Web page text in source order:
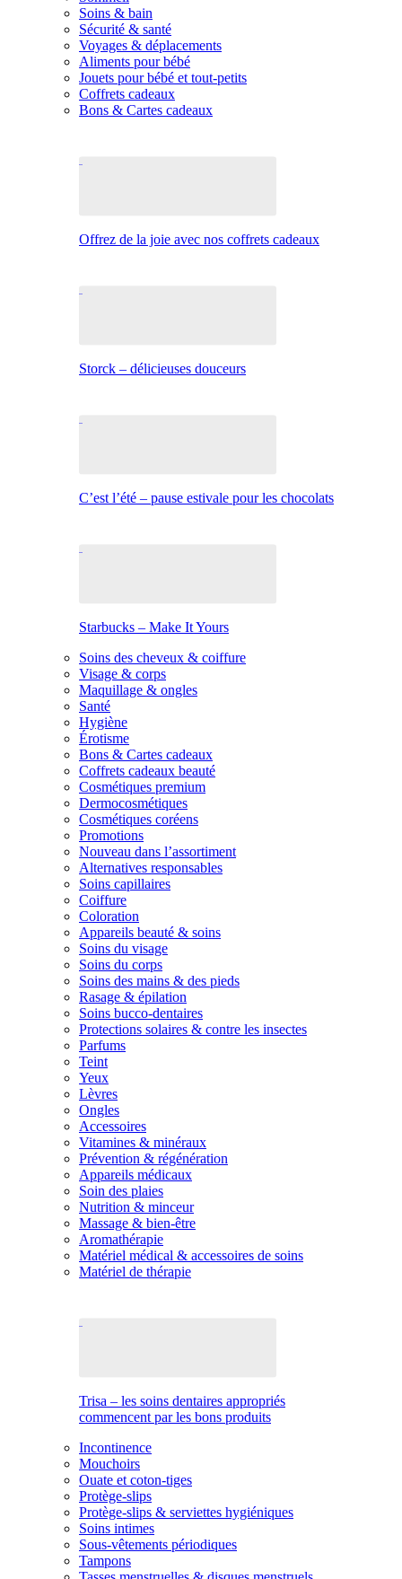
Soins & bain
Sécurité & santé
Voyages & déplacements
Aliments pour bébé
Jouets pour bébé et tout-petits
Coffrets cadeaux
Bons & Cartes cadeaux
Offrez de la joie avec nos coffrets cadeaux
Storck – délicieuses douceurs
C’est l’été – pause estivale pour les chocolats
Starbucks – Make It Yours
Soins des cheveux & coiffure
Visage & corps
Maquillage & ongles
Santé
Hygiène
Érotisme
Bons & Cartes cadeaux
Coffrets cadeaux beauté
Cosmétiques premium
Dermocosmétiques
Cosmétiques coréens
Promotions
Nouveau dans l’assortiment
Alternatives responsables
Soins capillaires
Coiffure
Coloration
Appareils beauté & soins
Soins du visage
Soins du corps
Soins des mains & des pieds
Rasage & épilation
Soins bucco-dentaires
Protections solaires & contre les insectes
Parfums
Teint
Yeux
Lèvres
Ongles
Accessoires
Vitamines & minéraux
Prévention & régénération
Appareils médicaux
Soin des plaies
Nutrition & minceur
Massage & bien-être
Aromathérapie
Matériel médical & accessoires de soins
Matériel de thérapie
Trisa – les soins dentaires appropriés
commencent par les bons produits
Incontinence
Mouchoirs
Ouate et coton-tiges
Protège-slips
Protège-slips & serviettes hygiéniques
Soins intimes
Sous-vêtements périodiques
Tampons